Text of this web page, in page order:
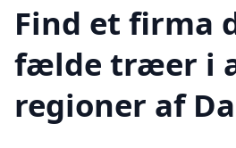
Find et firma
fælde træer i
regioner af